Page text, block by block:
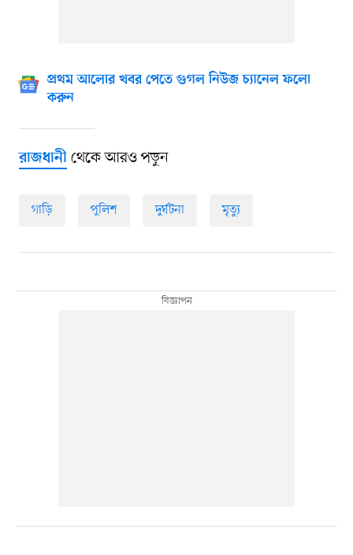
প্রথম আলোর খবর পেতে গুগল নিউজ চ্যানেল ফলো
করুন
রাজধানীথেকে আরও পড়ুন
গাড়ি পুলিশ দুর্ঘটনা মৃত্যু